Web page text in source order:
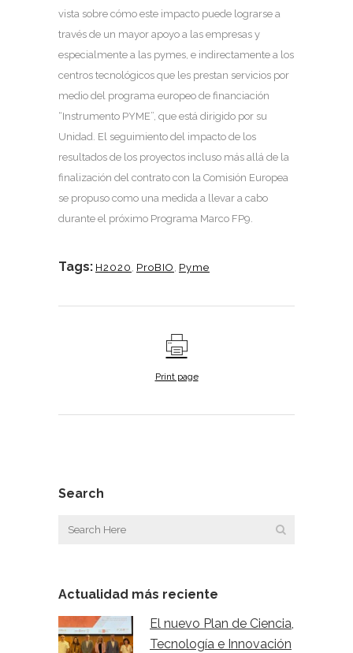
vista sobre cómo este impacto puede lograrse a
través de un mayor apoyo a las empresas y
especialmente a las pymes, e indirectamente a los
centros tecnológicos que les prestan servicios por
medio del programa europeo de financiación
“Instrumento PYME”, que está dirigido por su
Unidad. El seguimiento del impacto de los
resultados de los proyectos incluso más allá de la
finalización del contrato con la Comisión Europea
se propuso como una medida a llevar a cabo
durante el próximo Programa Marco FP9.
Tags: H2020 ProBIO Pyme
Print page
Search
Actualidad más reciente
El nuevo Plan de Ciencia,
Tecnología e Innovación